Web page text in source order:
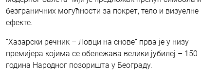
безграничних могућности за покрет, тело и визуелне
ефекте.
“Хазарски речник – Ловци на снове” прва је у низу
премијера којима се обележава велики јубилеј – 150
година Народног позоришта у Београду.